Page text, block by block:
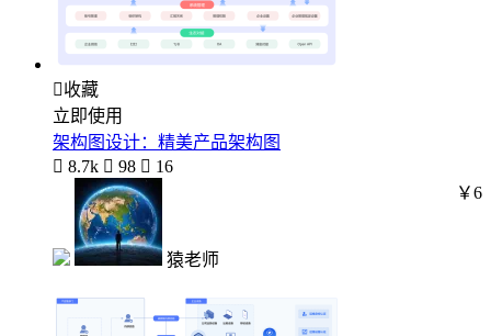
收藏
立即使用
架构图设计：精美产品架构图
 8.7k  98  16
猿老师
￥6